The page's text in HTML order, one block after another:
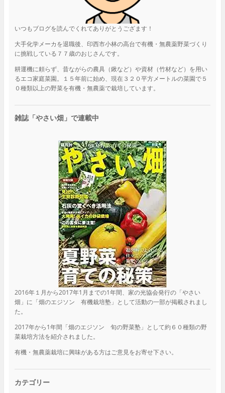
いつもブログを読んでくれてありがとうござます！
大手化学メーカを退職後、印西市小林の高台で有機・無農薬野菜づくり
に挑戦している７７歳のおじさんです。
耕運機に頼らず、昔ながらの農具（鍬など）や資材（竹材など）を用い
るエコ家庭菜園。１５年前に始め、現在３２０平方メートルの菜園で５
０種類以上の野菜を有機・無農薬で栽培しています。
雑誌「やさい畑」で連載中
2016年１月から2017年1月までの1年間、家の光協会発行の「やさい
畑」に「畑のエジソン 有機栽培塾」として活動の一部が掲載されまし
た。
2017年から1年間「畑のエジソン 旬の野菜塾」として約６０種類の野
菜栽培方法を紹介されました。
有機・無農薬栽培に興味がある方はご意見をお寄せ下さい。
カテゴリー